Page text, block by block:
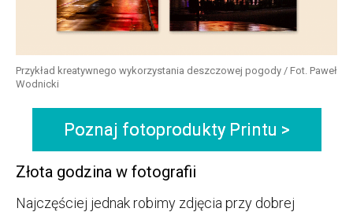
Przykład kreatywnego wykorzystania deszczowej pogody / Fot. Paweł
Wodnicki
Poznaj fotoprodukty Printu >
Złota godzina w fotografii
Najczęściej jednak robimy zdjęcia przy dobrej